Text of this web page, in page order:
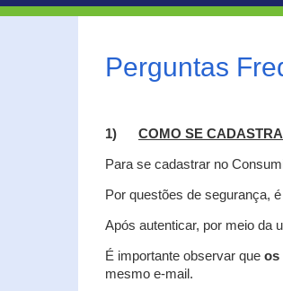
Perguntas
1) COMO SE
Para se cadastrar no
Por questões de segurança,
Após autenticar, por meio da
É importante observar queos
mesmo e-mail.